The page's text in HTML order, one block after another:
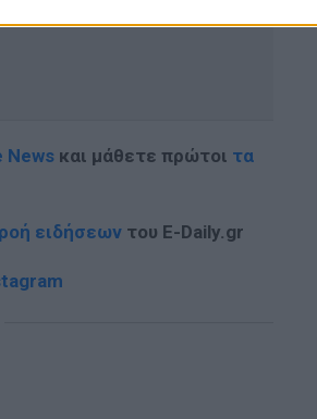
News και μάθετε πρώτοι τα
ροή ειδήσεων του E-Daily.gr